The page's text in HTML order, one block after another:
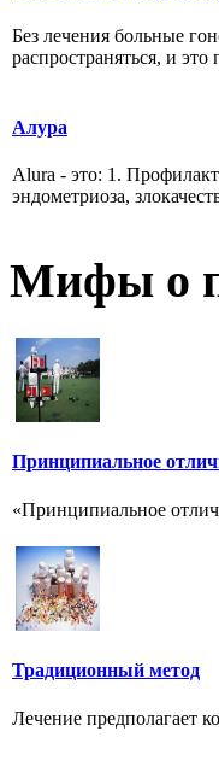
Без лечения больные
распространяться, и это
Алура
Alura - это: 1.
эндометриоза,
Мифы о
Принципиальное
«Принципиальное
Традиционный метод
Лечение предполагает